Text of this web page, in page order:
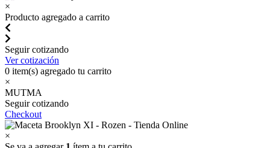
×
Producto agregado a carrito
Seguir cotizando
Ver cotización
0 item(s) agregado tu carrito
×
MUTMA
Seguir cotizando
Checkout
×